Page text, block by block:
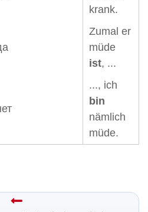
krank.
Zumal er
müde
ist, ...
..., ich
bin
nämlich
müde.